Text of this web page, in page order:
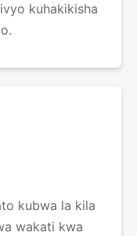
kuhakikisha
kubwa la kila
wakati kwa